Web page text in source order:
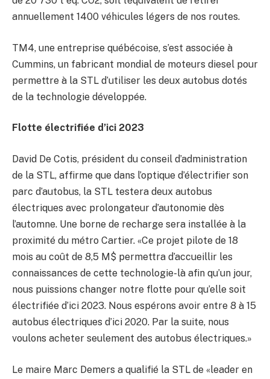
annuellement 1400 véhicules légers de nos routes.
TM4, une entreprise québécoise, s’est associée à
Cummins, un fabricant mondial de moteurs diesel pour
permettre à la STL d’utiliser les deux autobus dotés
de la technologie développée.
Flotte électrifiée d’ici 2023
David De Cotis, président du conseil d’administration
de la STL, affirme que dans l’optique d’électrifier son
parc d’autobus, la STL testera deux autobus
électriques avec prolongateur d’autonomie dès
l’automne. Une borne de recharge sera installée à la
proximité du métro Cartier. «Ce projet pilote de 18
mois au coût de 8,5 M$ permettra d’accueillir les
connaissances de cette technologie-là afin qu’un jour,
nous puissions changer notre flotte pour qu’elle soit
électrifiée d’ici 2023. Nous espérons avoir entre 8 à 15
autobus électriques d’ici 2020. Par la suite, nous
voulons acheter seulement des autobus électriques.»
Le maire Marc Demers a qualifié la STL de «leader en